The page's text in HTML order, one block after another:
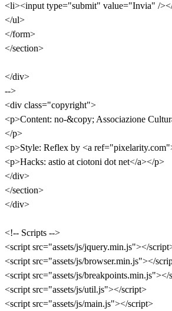
<li><input type="submit" value="Invia" /
</ul>
</form>
</section>
</div>
-->
<div class="copyright">
<p>Content: no-&copy; Associazione
</p>
<p>Style: Reflex by <a
<p>Hacks: astio at ciotoni dot net</a></p>
</div>
</section>
</div>
<!-- Scripts -->
<script src="assets/js/jquery.min.js"></
<script src="assets/js/browser.min.js"></
<script src="assets/js/breakpoints.min.js"></
<script src="assets/js/util.js"></script>
<script src="assets/js/main.js"></script>